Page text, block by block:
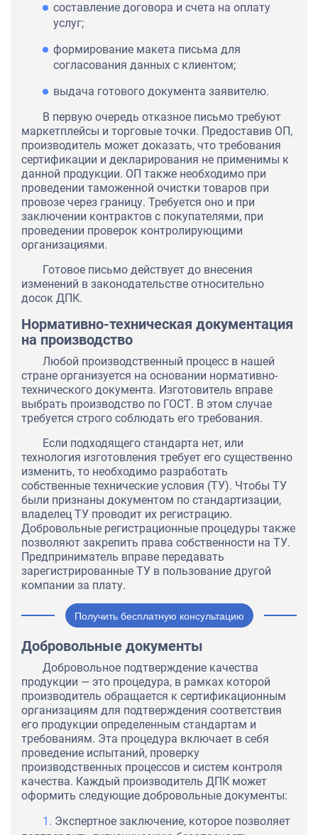
составление договора и счета на оплату
услуг;
формирование макета письма для
согласования данных с клиентом;
выдача готового документа заявителю.
В первую очередь отказное письмо требуют
маркетплейсы и торговые точки. Предоставив ОП,
производитель может доказать, что требования
сертификации и декларирования не применимы к
данной продукции. ОП также необходимо при
проведении таможенной очистки товаров при
провозе через границу. Требуется оно и при
заключении контрактов с покупателями, при
проведении проверок контролирующими
организациями.
Готовое письмо действует до внесения
изменений в законодательстве относительно
досок ДПК.
Нормативно-техническая документация
на производство
Любой производственный процесс в нашей
стране организуется на основании нормативно-
технического документа. Изготовитель вправе
выбрать производство по ГОСТ. В этом случае
требуется строго соблюдать его требования.
Если подходящего стандарта нет, или
технология изготовления требует его существенно
изменить, то необходимо разработать
собственные технические условия (ТУ). Чтобы ТУ
были признаны документом по стандартизации,
владелец ТУ проводит их регистрацию.
Добровольные регистрационные процедуры также
позволяют закрепить права собственности на ТУ.
Предприниматель вправе передавать
зарегистрированные ТУ в пользование другой
компании за плату.
Получить бесплатную консультацию
Добровольные документы
Добровольное подтверждение качества
продукции — это процедура, в рамках которой
производитель обращается к сертификационным
организациям для подтверждения соответствия
его продукции определенным стандартам и
требованиям. Эта процедура включает в себя
проведение испытаний, проверку
производственных процессов и систем контроля
качества. Каждый производитель ДПК может
оформить следующие добровольные документы:
Экспертное заключение, которое позволяет